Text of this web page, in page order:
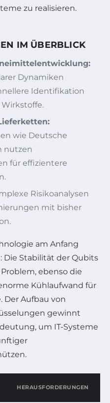
zu realisieren.
IM ÜBERBLICK
Dynamiken
Identifikation
wie Deutsche
nutzen
für effizientere
Risikoanalysen
mit bisher
am Anfang
Die Stabilität der Qubits
ebenso die
Kühlaufwand für
Der Aufbau von
gewinnt
um IT-Systeme
HERAUSFORDERUNGEN